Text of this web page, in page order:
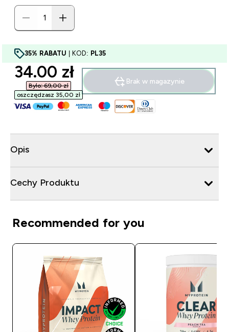
35% RABATU | KOD: PL35
discounted price
34.00 zł‎
Było: 69,00 zł‎
oszczędzasz 35,00 zł‎
Brak w magazynie
Opis
Cechy Produktu
Recommended for you